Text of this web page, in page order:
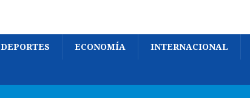
DEPORTES ECONOMÍA INTERNACIONAL